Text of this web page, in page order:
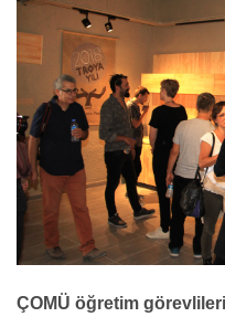
ÇOMÜ öğretim